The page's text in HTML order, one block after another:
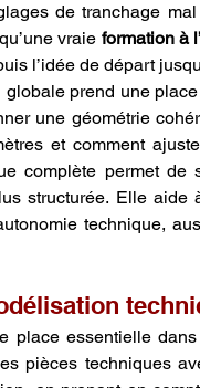
de tranchage
vraie formation à
l’idée de départ
prend une
une géométrie
et comment
complète permet
structurée. Elle
technique,
place essentielle
pièces techniques